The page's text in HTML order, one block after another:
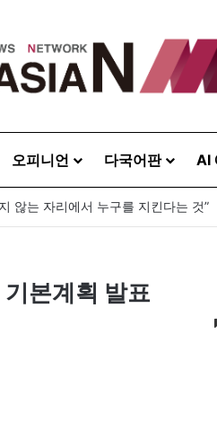
오피니언 다국어판 AI
않는 자리에서 누구를 지킨다는 것”
본계획 발표